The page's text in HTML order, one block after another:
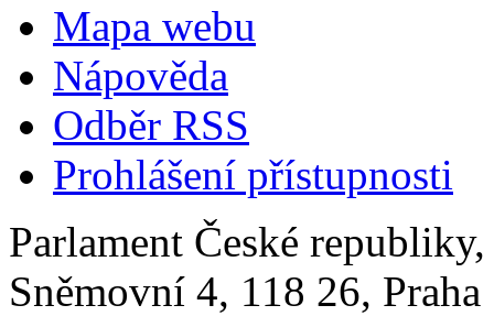
Mapa webu
Nápověda
Odběr RSS
Prohlášení přístupnosti
Parlament České
Sněmovní 4, 118 26,